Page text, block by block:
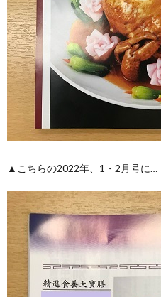
▲こちらの2022年、1・2月号に…